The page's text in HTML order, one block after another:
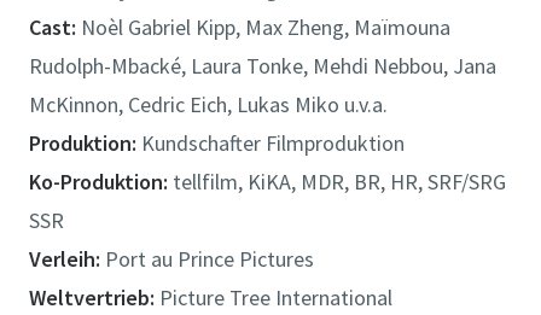
Cast: Noèl Gabriel Kipp, Max Zheng, Maïmouna
Rudolph-Mbacké, Laura Tonke, Mehdi Nebbou, Jana
McKinnon, Cedric Eich, Lukas Miko u.v.a.
Produktion: Kundschafter Filmproduktion
Ko-Produktion: tellfilm, KiKA, MDR, BR, HR, SRF/SRG
SSR
Verleih: Port au Prince Pictures
Weltvertrieb: Picture Tree International